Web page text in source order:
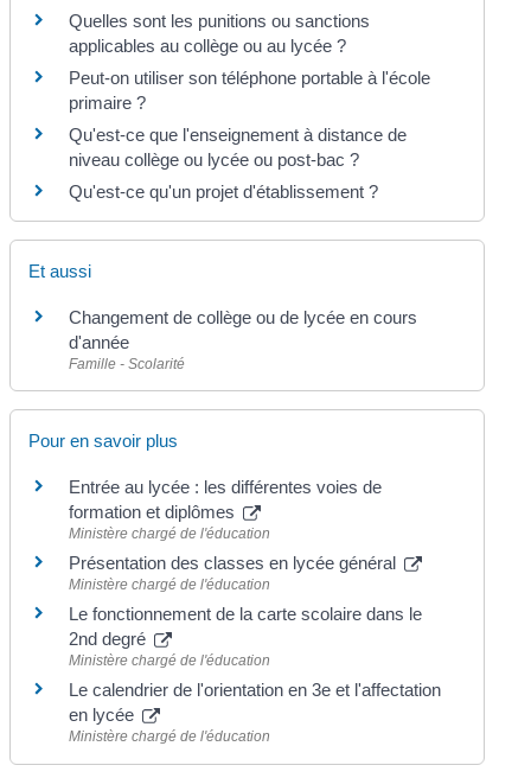
Quelles sont les punitions ou sanctions
applicables au collège ou au lycée ?
Peut-on utiliser son téléphone portable à l'école
primaire ?
Qu'est-ce que l'enseignement à distance de
niveau collège ou lycée ou post-bac ?
Qu'est-ce qu'un projet d'établissement ?
Et aussi
Changement de collège ou de lycée en cours
d'année
Famille - Scolarité
Pour en savoir plus
Entrée au lycée : les différentes voies de
formation et diplômes
Ministère chargé de l'éducation
Présentation des classes en lycée général
Ministère chargé de l'éducation
Le fonctionnement de la carte scolaire dans le
2nd degré
Ministère chargé de l'éducation
Le calendrier de l'orientation en 3e et l'affectation
en lycée
Ministère chargé de l'éducation